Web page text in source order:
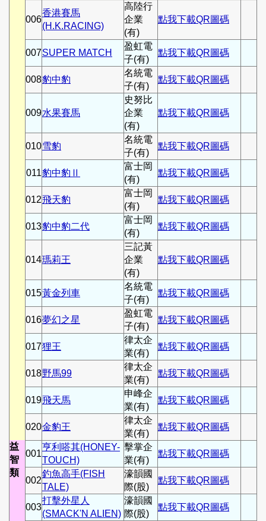
006
香港賽馬
(H.K.RACING)
高陸行
企業
(有)
點我下載QR圖碼
007SUPER MATCH
盈虹電
子(有)
點我下載QR圖碼
008豹中豹
名統電
子(有)
點我下載QR圖碼
009水果賽馬
史努比
企業
(有)
點我下載QR圖碼
010雪豹
名統電
子(有)
點我下載QR圖碼
011豹中豹Ⅱ
富士岡
(有)
點我下載QR圖碼
012飛天豹
富士岡
(有)
點我下載QR圖碼
013豹中豹二代
富士岡
(有)
點我下載QR圖碼
014瑪莉王
三記黃
企業
(有)
點我下載QR圖碼
015黃金列車
名統電
子(有)
點我下載QR圖碼
016夢幻之星
盈虹電
子(有)
點我下載QR圖碼
017狸王
律太企
業(有)
點我下載QR圖碼
018野馬99
律太企
業(有)
點我下載QR圖碼
019飛天馬
申峰企
業(有)
點我下載QR圖碼
020金豹王
律太企
業(有)
點我下載QR圖碼
益
智
類
001
亨利嗒其(HONEY-
TOUCH)
擊掌企
業(有)
點我下載QR圖碼
002
釣魚高手(FISH
TALE)
濠韻國
際(股)
點我下載QR圖碼
003
打擊外星人
(SMACK'N ALIEN)
濠韻國
際(股)
點我下載QR圖碼